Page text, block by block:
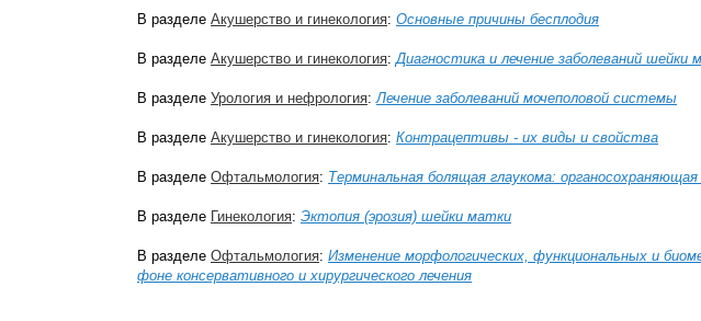
В разделе Акушерство и гинекология: Основные причины бесплодия
В разделе Акушерство и гинекология: Диагностика и лечение заболеваний шейки
В разделе Урология и нефрология: Лечение заболеваний мочеполовой системы
В разделе Акушерство и гинекология: Контрацептивы - их виды и свойства
В разделе Офтальмология: Терминальная болящая глаукома: органосохраняющая
В разделе Гинекология: Эктопия (эрозия) шейки матки
В разделе Офтальмология: Изменение морфологических, функциональных и
фоне консервативного и хирургического лечения